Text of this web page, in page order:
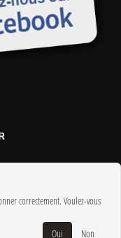
correctement. Voulez-vous
Oui
Non